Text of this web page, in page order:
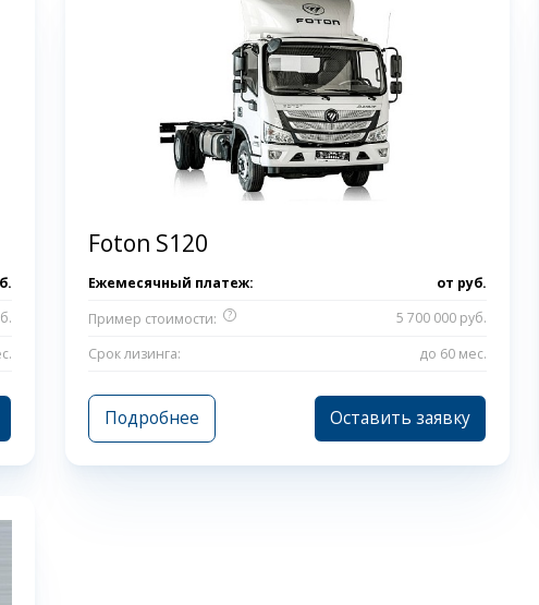
Foton S120
Ежемесячный платеж: от руб.
Пример стоимости:
?
5 700 000 руб.
Срок лизинга:
до 60 мес.
Подробнее Оставить заявку